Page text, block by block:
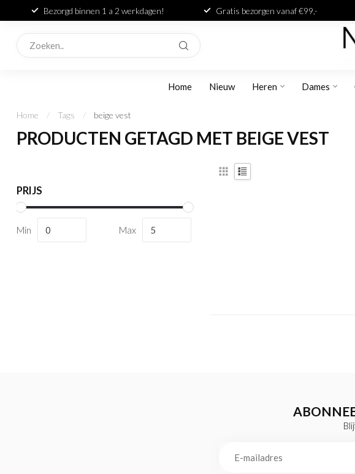
Bezorgd binnen 1 a 2 werkdagen! Gratis bezorgen vanaf €99,-
Home Nieuw Heren Dames
Home / Tags / beige vest
PRODUCTEN GETAGD MET BEIGE VEST
PRIJS
Min Max